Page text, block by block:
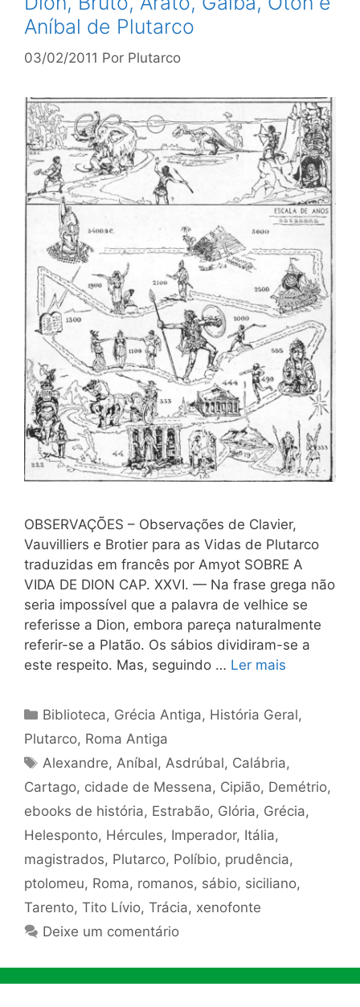
Aníbal de Plutarco
03/02/2011 Por Plutarco
OBSERVAÇÕES – Observações de Clavier,
Vauvilliers e Brotier para as Vidas de Plutarco
traduzidas em francês por Amyot SOBRE A
VIDA DE DION CAP. XXVI. — Na frase grega não
seria impossível que a palavra de velhice se
referisse a Dion, embora pareça naturalmente
referir-se a Platão. Os sábios dividiram-se a
este respeito. Mas, seguindo … Ler mais
Categorias
Biblioteca, Grécia Antiga, História Geral,
Plutarco, Roma Antiga
Tags
Alexandre,Aníbal,Asdrúbal, Calábria,
Cartago, cidade de Messena, Cipião, Demétrio,
ebooks de história, Estrabão, Glória, Grécia,
Helesponto, Hércules, Imperador, Itália,
magistrados, Plutarco, Políbio, prudência,
ptolomeu, Roma, romanos, sábio, siciliano,
Tarento, Tito Lívio, Trácia, xenofonte
Deixe um comentário